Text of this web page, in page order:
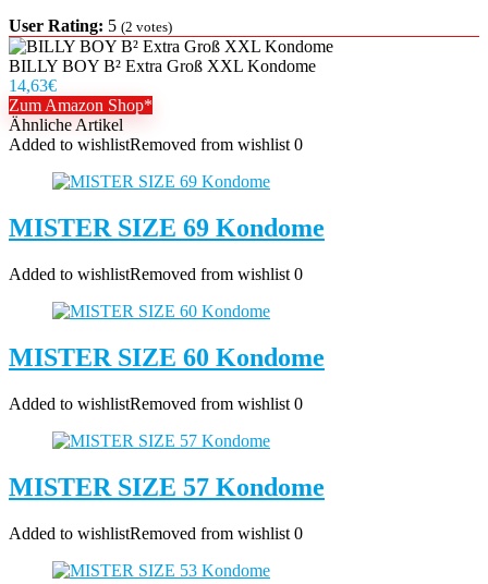
User Rating: 5 (2 votes)
BILLY BOY B² Extra Groß XXL Kondome
14,63€
Zum Amazon Shop*
Ähnliche Artikel
Added to wishlistRemoved from wishlist 0
MISTER SIZE 69 Kondome
Added to wishlistRemoved from wishlist 0
MISTER SIZE 60 Kondome
Added to wishlistRemoved from wishlist 0
MISTER SIZE 57 Kondome
Added to wishlistRemoved from wishlist 0